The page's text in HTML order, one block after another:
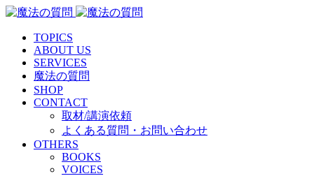
TOPICS
ABOUT US
SERVICES
魔法の質問
SHOP
CONTACT
取材/講演依頼
よくある質問・お問い合わせ
OTHERS
BOOKS
VOICES